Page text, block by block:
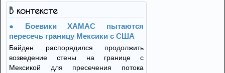
В контексте
Боевики ХАМАС пытаются
пересечь границу Мексики с США
Байден распорядился продолжить
возведение стены на границе с
Мексикой для пресечения потока